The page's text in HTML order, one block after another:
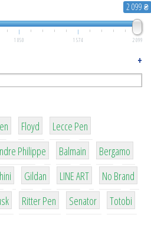
2 099 ₴
1 050 1 574 2 099
+
2
Floyd
2
Lecce Pen
1
Philippe
4
Balmain
26
Bergamo
42
Gildan
4
LINE ART
90
No Brand
2 22
Ritter Pen
15
Senator
43
Totobi